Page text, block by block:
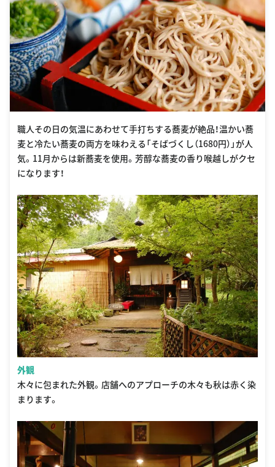
職人その日の気温にあわせて手打ちする蕎麦が絶品！温かい蕎
麦と冷たい蕎麦の両方を味わえる「そばづくし（1680円）」が人
気。11月からは新蕎麦を使用。芳醇な蕎麦の香り喉越しがクセ
になります！
外観
木々に包まれた外観。店舗へのアプローチの木々も秋は赤く染
まります。